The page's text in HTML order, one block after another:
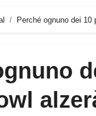
Perché ognuno dei